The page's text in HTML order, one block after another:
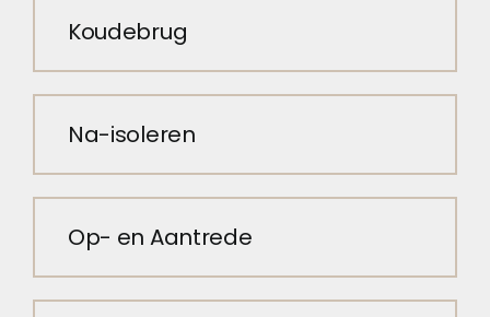
Koudebrug
Na-isoleren
Op- en Aantrede